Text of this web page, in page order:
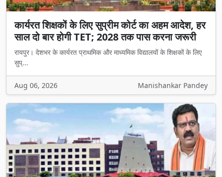
कार्यरत शिक्षकों के लिए सुप्रीम कोर्ट का अहम आदेश, हर
साल दो बार होगी TET; 2028 तक पास करना जरूरी
रायपुर। देशभर के कार्यरत प्राथमिक और माध्यमिक विद्यालयों के शिक्षकों के लिए
सुप्...
Aug 06, 2026 Manishankar Pandey